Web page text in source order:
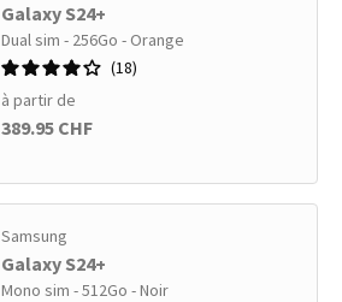
Galaxy S24+
Dual sim - 256Go - Orange
18
à partir de
389.95 CHF
Samsung
Galaxy S24+
Mono sim - 512Go - Noir